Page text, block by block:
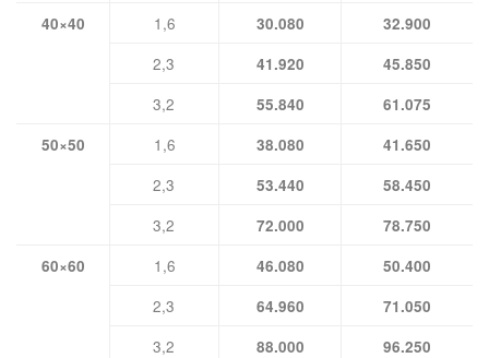
40×40
1,6 30.080 32.900
2,3 41.920 45.850
3,2 55.840
61.075
50×50
1,6 38.080 41.650
2,3 53.440 58.450
3,2 72.000
78.750
60×60
1,6 46.080 50.400
2,3 64.960 71.050
3,2 88.000
96.250